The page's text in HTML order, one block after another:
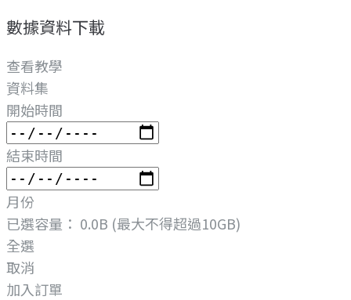
數據資料下載
查看教學
資料集
開始時間
結束時間
月份
已選容量： 0.0B (最大不得超過10GB)
全選
取消
加入訂單